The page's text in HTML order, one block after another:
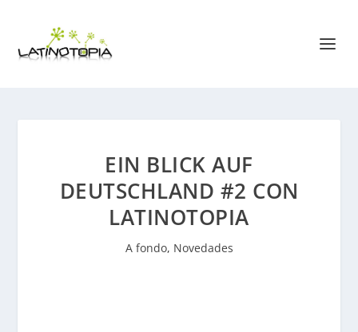
EIN BLICK AUF
DEUTSCHLAND #2 CON
LATINOTOPIA
A fondo, Novedades